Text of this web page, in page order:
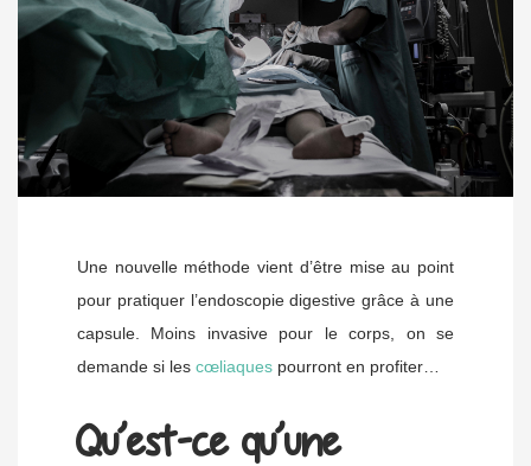
Une nouvelle méthode vient d’être mise au point
pour pratiquer l’endoscopie digestive grâce à une
capsule. Moins invasive pour le corps, on se
demande si les cœliaques pourront en profiter…
Qu’est-ce qu’une